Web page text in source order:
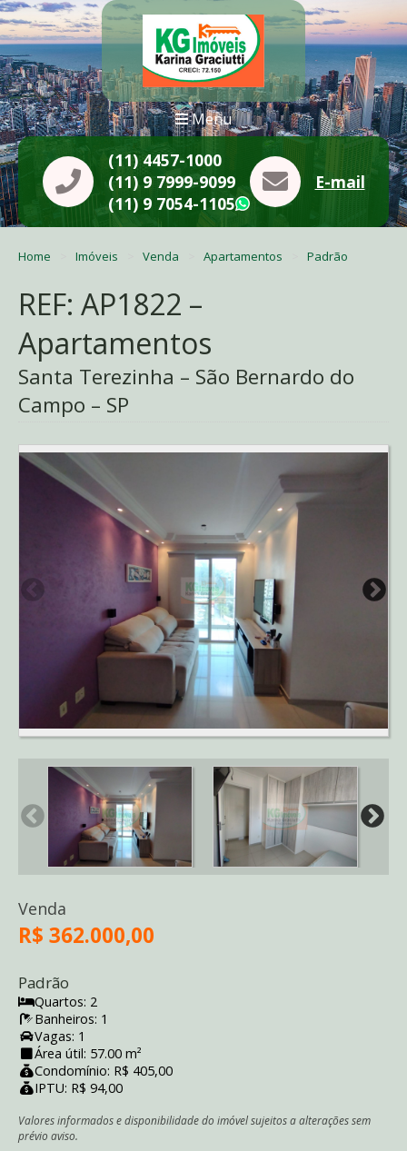
Menu
(11) 4457-1000
(11) 9 7999-9099
(11) 9 7054-1105
WhatsApp
E-mail
Home Imóveis Venda Apartamentos Padrão
REF: AP1822 –
Apartamentos
Santa Terezinha – São Bernardo do
Campo – SP
Venda
R$ 362.000,00
Padrão
Quartos: 2
Banheiros: 1
Vagas: 1
Área útil: 57.00 m²
Condomínio: R$ 405,00
IPTU: R$ 94,00
Valores informados e disponibilidade do imóvel sujeitos a alterações sem
prévio aviso.